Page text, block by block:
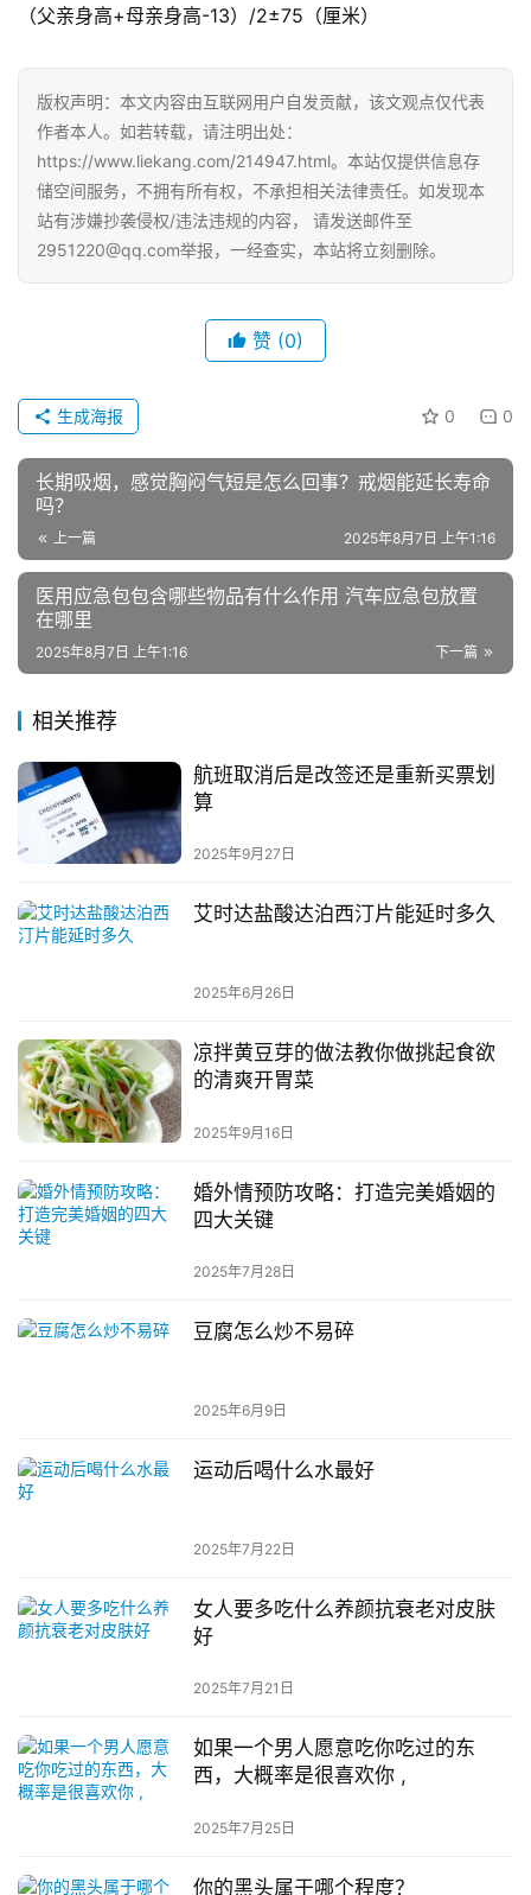
（父亲身高+母亲身高-13）/2±75（厘米）
版权声明：本文内容由互联网用户自发贡献，该文观点仅代表
作者本人。如若转载，请注明出处：
https://www.liekang.com/214947.html。本站仅提供信息存
储空间服务，不拥有所有权，不承担相关法律责任。如发现本
站有涉嫌抄袭侵权/违法违规的内容， 请发送邮件至
2951220@qq.com举报，一经查实，本站将立刻删除。
赞 (0)
0 0
生成海报
长期吸烟，感觉胸闷气短是怎么回事？戒烟能延长寿命
吗？
上一篇 2025年8月7日 上午1:16
医用应急包包含哪些物品有什么作用 汽车应急包放置
在哪里
下一篇
2025年8月7日 上午1:16
相关推荐
航班取消后是改签还是重新买票划
算
2025年9月27日
艾时达盐酸达泊西汀片能延时多久
2025年6月26日
凉拌黄豆芽的做法教你做挑起食欲
的清爽开胃菜
2025年9月16日
婚外情预防攻略：打造完美婚姻的
四大关键
2025年7月28日
豆腐怎么炒不易碎
2025年6月9日
运动后喝什么水最好
2025年7月22日
女人要多吃什么养颜抗衰老对皮肤
好
2025年7月21日
如果一个男人愿意吃你吃过的东
西，大概率是很喜欢你 ,
2025年7月25日
你的黑头属于哪个程度？